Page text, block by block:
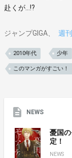
赴くが…!?
ジャンプGIGA 週
2010年代 少年
このマンガがすごい！
NEWS
憂国
定！
NEWS